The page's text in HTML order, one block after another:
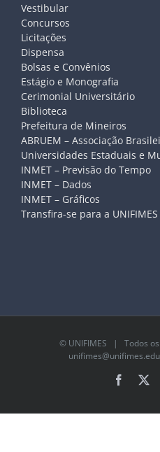
Vestibular
Concursos
Licitações
Dispensa
Bolsas e Convênios
Estágio e Monografia
Cerimonial Universitário
Biblioteca
Prefeitura de Mineiros
ABRUEM – Associação
Universidades Estaduais e
INMET – Previsão do Tempo
INMET – Dados
INMET – Gráficos
Transfira-se para a UNIFIMES
© UNIFIMES | Todos